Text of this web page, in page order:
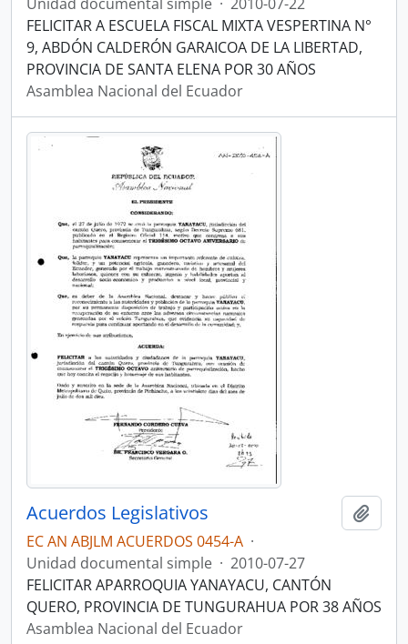
FELICITAR A ESCUELA FISCAL MIXTA VESPERTINA N°
9, ABDÓN CALDERÓN GARAICOA DE LA LIBERTAD,
PROVINCIA DE SANTA ELENA POR 30 AÑOS
Asamblea Nacional del Ecuador
Acuerdos Legislativos
EC AN ABJLM ACUERDOS 0454-A ·
Unidad documental simple · 2010-07-27
FELICITAR APARROQUIA YANAYACU, CANTÓN
QUERO, PROVINCIA DE TUNGURAHUA POR 38 AÑOS
Asamblea Nacional del Ecuador